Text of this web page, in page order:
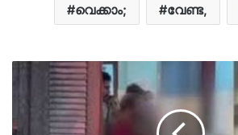
വെക്കാം; വേണ്ട,